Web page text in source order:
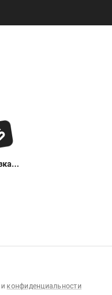
и конфиденциальности